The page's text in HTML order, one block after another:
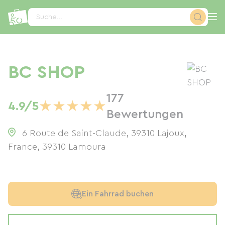
Suche...
BC SHOP
4.9/5★★★★★
177
Bewertungen
6 Route de Saint-Claude, 39310 Lajoux,
France, 39310 Lamoura
Ein Fahrrad buchen
Cookie-Einstellungen